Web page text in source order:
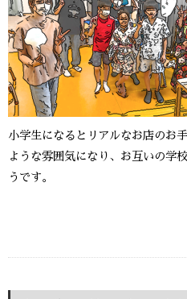
小学生になるとリアルなお店のお
ような雰囲気になり、お互いの学
うです。